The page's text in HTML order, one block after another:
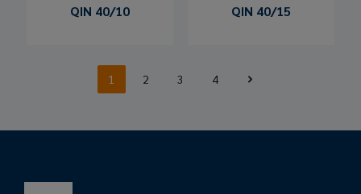
QIN 40/10 QIN 40/15
1 2 3 4